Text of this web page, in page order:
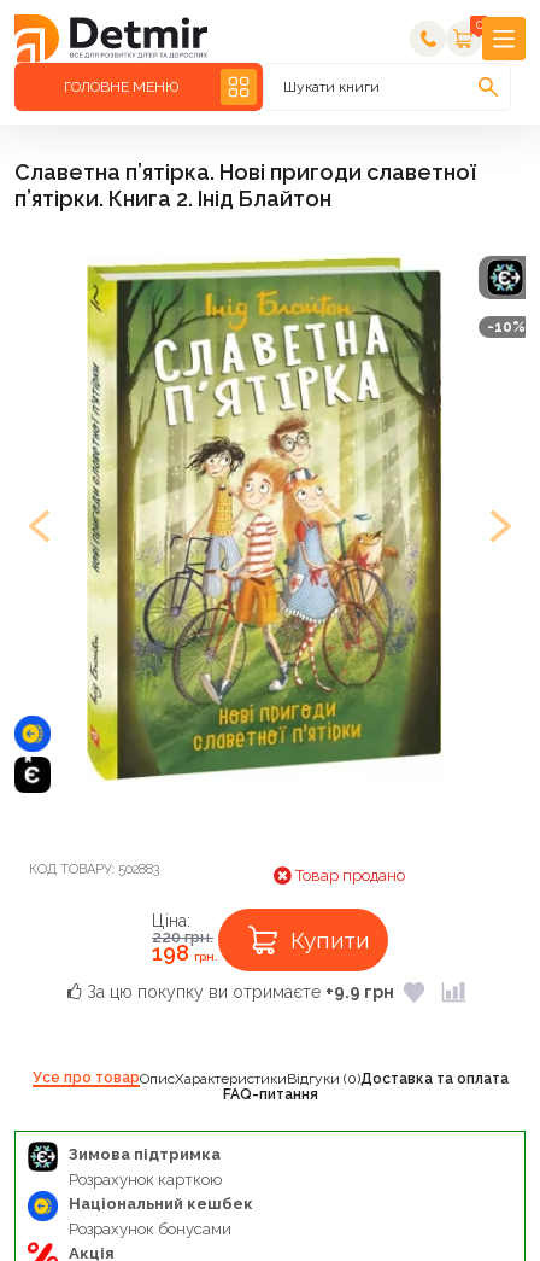
0
ГОЛОВНЕ МЕНЮ Шукати книги
Славетна п’ятірка. Нові пригоди славетної
п’ятірки. Книга 2. Інід Блайтон
-10%
КОД ТОВАРУ: 502883 Товар продано
Ціна:
220грн.
198грн.
Купити
За цю покупку ви отримаєте +9.9 грн
Усе про товарОписХарактеристикиВідгуки (0)Доставка та оплата
FAQ-питання
Зимова підтримка
Розрахунок карткою
Національний кешбек
Розрахунок бонусами
Акція